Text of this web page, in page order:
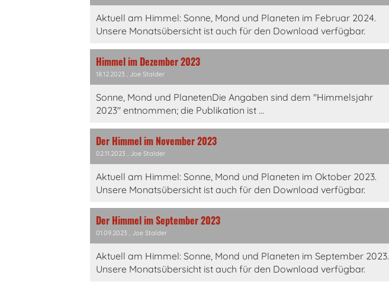
Aktuell am Himmel: Sonne, Mond und Planeten im Februar 2024.
Unsere Monatsübersicht ist auch für den Download verfügbar.
Himmel im Dezember 2023
18.12.2023 , Joe Stalder
Sonne, Mond und PlanetenDie Angaben sind dem "Himmelsjahr
2023" entnommen; die Publikation ist ...
Der Himmel im November 2023
02.11.2023 , Joe Stalder
Aktuell am Himmel: Sonne, Mond und Planeten im Oktober 2023.
Unsere Monatsübersicht ist auch für den Download verfügbar.
Der Himmel im September 2023
01.09.2023 , Joe Stalder
Aktuell am Himmel: Sonne, Mond und Planeten im September 2023.
Unsere Monatsübersicht ist auch für den Download verfügbar.